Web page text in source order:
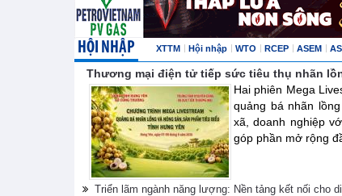
HỘI NHẬP XTTM Hội nhập WTO RCEP ASEM
Thương mại điện tử tiếp sức tiêu thụ nhãn
Hai phiên Mega
quảng bá nhãn
xã, doanh nghiệp
góp phần mở rộng
Triển lãm ngành năng lượng: Nền tảng kết nối cho